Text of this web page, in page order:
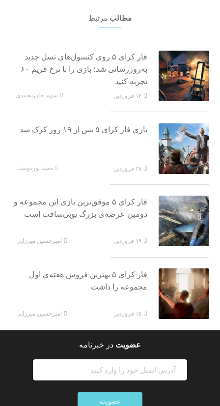
مطالب مرتبط
فار کرای ۵ روی کنسول‌های نسل جدید
به‌روزرسانی شد؛ بازی را با نرخ فریم ۶۰
تجربه کنید
۱۴ فروردین سهند خان‌محمدی
بازی فار کرای ۵ پس از ۱۹ روز کرک شد
۲۸ فروردین مجید نوردوست
فار کرای ۵ موفق‌ترین بازی این مجموعه و
دومین عرضه‌ی بزرگ یوبی‌سافت است
۱۹ فروردین امیرحسین میرزایی
فار کرای ۵ بهترین فروش هفته‌ی اول
مجموعه را داشت
۱۵ فروردین امیرحسین میرزایی
عضویت در خبرنامه
عضویت